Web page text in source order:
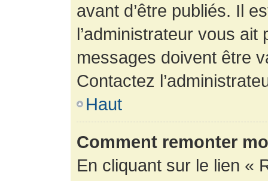
avant d’être publiés. Il
l’administrateur vous
messages doivent être
Contactez
Haut
Comment remonter
En cliquant sur le lien «